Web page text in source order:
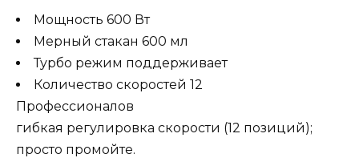
Мощность 600 Вт
Мерный стакан 600 мл
Турбо режим поддерживает
Количество скоростей 12
Профессионалов
гибкая регулировка скорости (12 позиций);
просто промойте.